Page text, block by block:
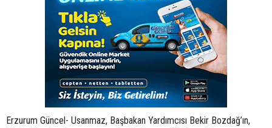
Erzurum Güncel- Usanmaz, Başbakan Yardımcısı Bekir Bozdağ’ın,